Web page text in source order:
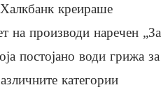
креираше
на производи наречен „За
постојано води грижа за
категории